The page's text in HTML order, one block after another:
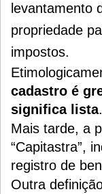
levantamento
propriedade
impostos.
cadastro é
significa lista.
Mais tarde, a
“Capitastra”,
registro de
Outra